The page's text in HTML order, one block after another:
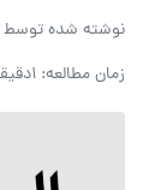
نوشته شده توسط
زمان مطالعه: 1دقیقه